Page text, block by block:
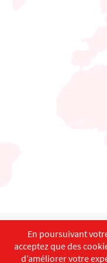
English
Copyright ©ISEC-AdW
En poursuivant
acceptez que des
d’améliorer votre